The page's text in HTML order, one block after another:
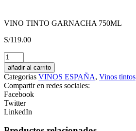
VINO TINTO GARNACHA 750ML
S/119.00
Pisco
Tacama
Demonio
de
los
Andes
Quebranta
cantidad
añadir al carrito
Categorias VINOS ESPAÑA, Vinos tintos
Compartir en redes sociales:
Facebook
Twitter
LinkedIn